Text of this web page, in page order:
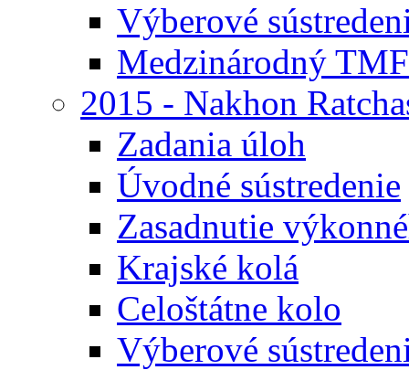
Výberové
Medzinárodný TMF
2015 - Nakhon
Zadania úloh
Úvodné sústredenie
Zasadnutie
Krajské kolá
Celoštátne kolo
Výberové